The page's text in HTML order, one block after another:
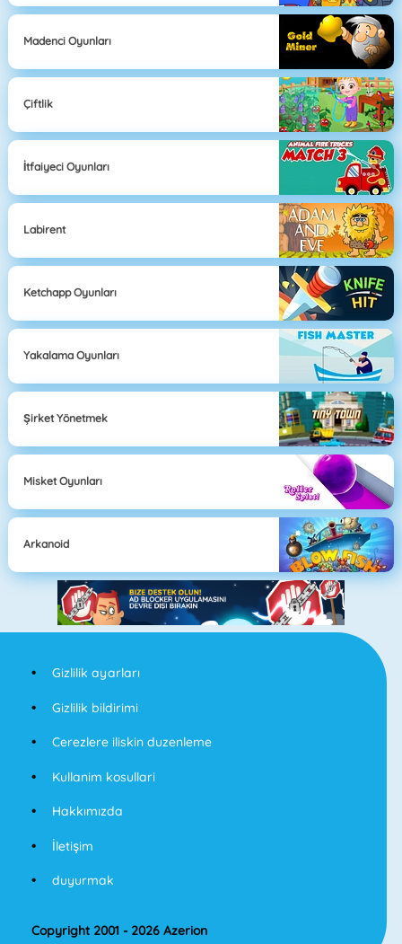
Madenci Oyunları
Çiftlik
İtfaiyeci Oyunları
Labirent
Ketchapp Oyunları
Yakalama Oyunları
Şirket Yönetmek
Misket Oyunları
Arkanoid
Gizlilik ayarları
Gizlilik bildirimi
Cerezlere iliskin duzenleme
Kullanim kosullari
Hakkımızda
İletişim
duyurmak
Copyright 2001 - 2026 Azerion